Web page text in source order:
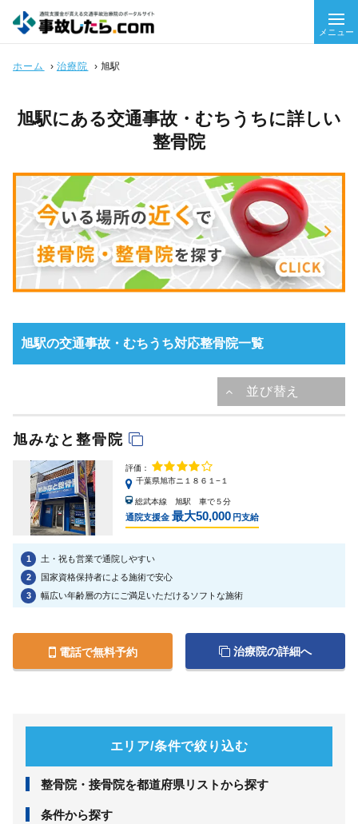
メニュー
ホーム › 治療院 › 旭駅
旭駅にある交通事故・むちうちに詳しい
整骨院
旭駅の交通事故・むちうち対応整骨院一覧
旭みなと整骨院
評価：
千葉県旭市ニ１８６１−１
総武本線 旭駅 車で５分
通院支援金 最大50,000 円支給
1
土・祝も営業で通院しやすい
2
国家資格保持者による施術で安心
3
幅広い年齢層の方にご満足いただけるソフトな施術
電話で無料予約 治療院の詳細へ
エリア/条件で絞り込む
整⾻院・接⾻院を都道府県リストから探す
条件から探す